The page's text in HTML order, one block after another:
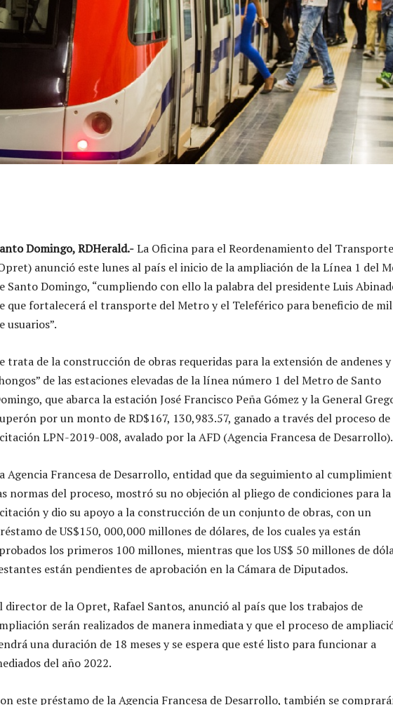
Domingo, RDHerald.-La Oficina para el Reordenamiento del Transporte
anunció este lunes al país el inicio de la ampliación de la Línea 1 del
Santo Domingo, “cumpliendo con ello la palabra del presidente Luis
que fortalecerá el transporte del Metro y el Teleférico para beneficio de
usuarios”.
trata de la construcción de obras requeridas para la extensión de andenes y
de las estaciones elevadas de la línea número 1 del Metro de Santo
que abarca la estación José Francisco Peña Gómez y la General
por un monto de RD$167, 130,983.57, ganado a través del proceso de
LPN-2019-008, avalado por la AFD (Agencia Francesa de Desarrollo).
Agencia Francesa de Desarrollo, entidad que da seguimiento al
normas del proceso, mostró su no objeción al pliego de condiciones para la
y dio su apoyo a la construcción de un conjunto de obras, con un
de US$150, 000,000 millones de dólares, de los cuales ya están
los primeros 100 millones, mientras que los US$ 50 millones de
están pendientes de aprobación en la Cámara de Diputados.
director de la Opret, Rafael Santos, anunció al país que los trabajos de
serán realizados de manera inmediata y que el proceso de
una duración de 18 meses y se espera que esté listo para funcionar a
del año 2022.
este préstamo de la Agencia Francesa de Desarrollo, también se